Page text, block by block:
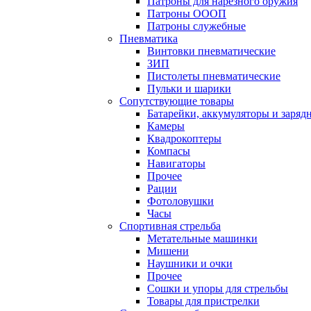
Патроны ОООП
Патроны служебные
Пневматика
Винтовки пневматические
ЗИП
Пистолеты пневматические
Пульки и шарики
Сопутствующие товары
Батарейки, аккумуляторы и
Камеры
Квадрокоптеры
Компасы
Навигаторы
Прочее
Рации
Фотоловушки
Часы
Спортивная стрельба
Метательные машинки
Мишени
Наушники и очки
Прочее
Сошки и упоры для стрельбы
Товары для пристрелки